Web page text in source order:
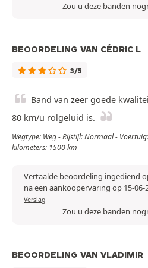
Zou u deze banden
BEOORDELING VAN CÉDRIC L
3/5
Band van zeer goede
80 km/u rolgeluid is.
Wegtype: Weg - Rijstijl: Normaal -
kilometers: 1500 km
Vertaalde beoordeling ingediend
na een aankoopervaring op 15-06-
Verslag
Zou u deze banden
BEOORDELING VAN VLADIMIR